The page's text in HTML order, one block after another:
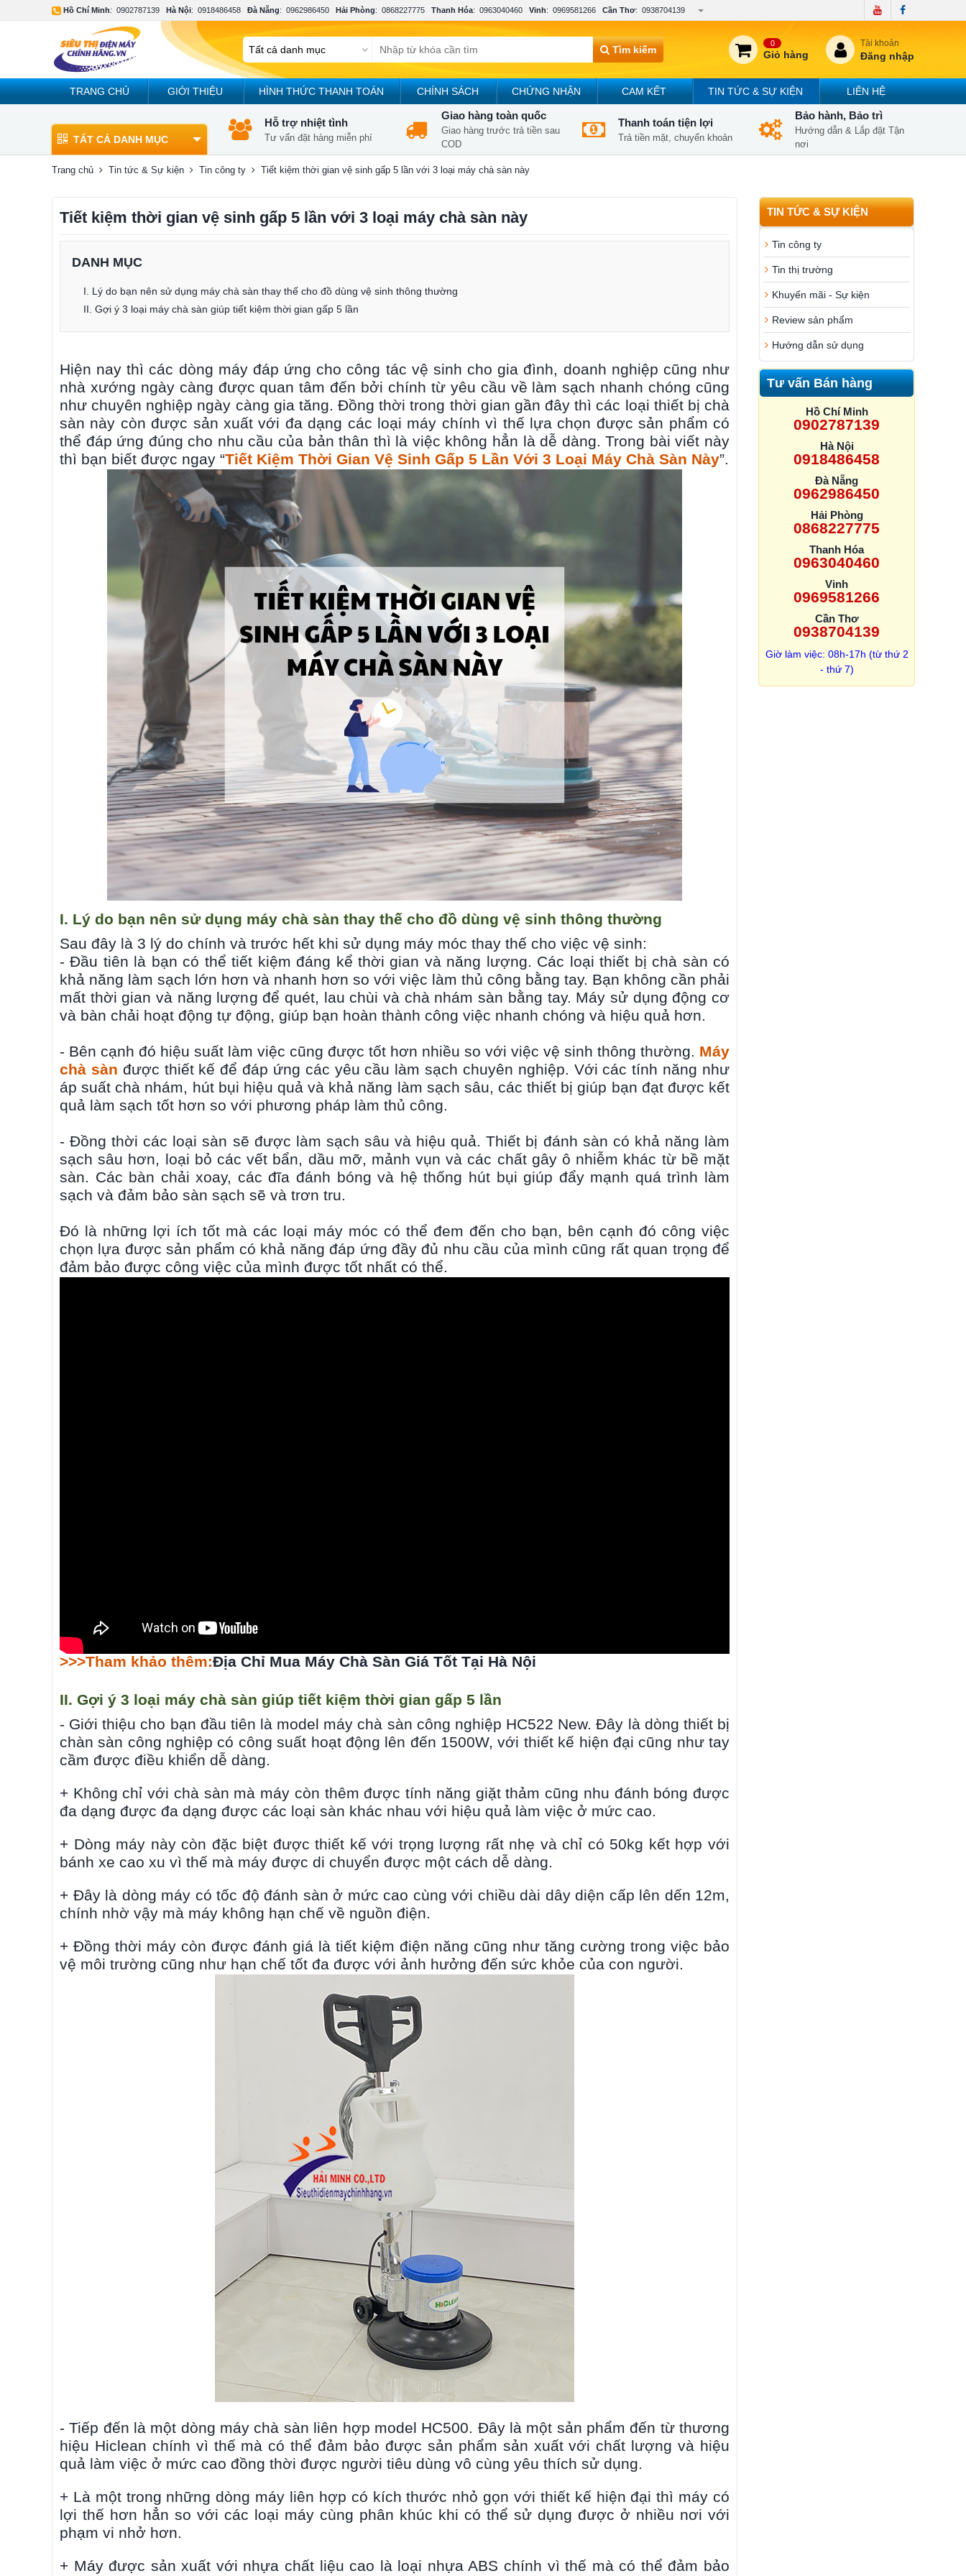
Hồ Chí Minh: 0902787139 Hà Nội: 0918486458 Đà Nẵng: 0962986450 Hải Phòng: 0868227775 Thanh Hóa: 0963040460 Vinh: 0969581266 Cần Thơ: 0938704139
Tìm kiếm
0
Giỏ hàng
Tài khoản
Đăng nhập
TRANG CHỦ GIỚI THIỆU HÌNH THỨC THANH TOÁN CHÍNH SÁCH CHỨNG NHẬN CAM KẾT TIN TỨC & SỰ KIỆN LIÊN HỆ
TẤT CẢ DANH MỤC
Hỗ trợ nhiệt tình
Tư vấn đặt hàng miễn phí
Giao hàng toàn quốc
Giao hàng trước trả tiền sau
COD
Thanh toán tiện lợi
Trả tiền mặt, chuyển khoản
Bảo hành, Bảo trì
Hướng dẫn & Lắp đặt Tận
nơi
Trang chủ Tin tức & Sự kiện Tin công ty Tiết kiệm thời gian vệ sinh gấp 5 lần với 3 loại máy chà sàn này
TIN TỨC & SỰ KIỆN
Tin công ty
Tin thị trường
Khuyến mãi - Sự kiện
Review sản phẩm
Hướng dẫn sử dụng
Tư vấn Bán hàng
Hồ Chí Minh
0902787139
Hà Nội
0918486458
Đà Nẵng
0962986450
Hải Phòng
0868227775
Thanh Hóa
0963040460
Vinh
0969581266
Cần Thơ
0938704139
Giờ làm việc: 08h-17h (từ thứ 2
- thứ 7)
Tiết kiệm thời gian vệ sinh gấp 5 lần với 3 loại máy chà sàn này
DANH MỤC
I. Lý do bạn nên sử dụng máy chà sàn thay thế cho đồ dùng vệ sinh thông thường
II. Gợi ý 3 loại máy chà sàn giúp tiết kiệm thời gian gấp 5 lần
Hiện nay thì các dòng máy đáp ứng cho công tác vệ sinh cho gia đình, doanh nghiệp cũng như
nhà xướng ngày càng được quan tâm đến bởi chính từ yêu cầu về làm sạch nhanh chóng cũng
như chuyên nghiệp ngày càng gia tăng. Đồng thời trong thời gian gần đây thì các loại thiết bị chà
sàn này còn được sản xuất với đa dạng các loại máy chính vì thế lựa chọn được sản phẩm có
thể đáp ứng đúng cho nhu cầu của bản thân thì là việc không hẳn là dễ dàng. Trong bài viết này
thì bạn biết được ngay “Tiết Kiệm Thời Gian Vệ Sinh Gấp 5 Lần Với 3 Loại Máy Chà Sàn Này”.
I. Lý do bạn nên sử dụng máy chà sàn thay thế cho đồ dùng vệ sinh thông thường
Sau đây là 3 lý do chính và trước hết khi sử dụng máy móc thay thế cho việc vệ sinh:
- Đầu tiên là bạn có thể tiết kiệm đáng kể thời gian và năng lượng. Các loại thiết bị chà sàn có
khả năng làm sạch lớn hơn và nhanh hơn so với việc làm thủ công bằng tay. Bạn không cần phải
mất thời gian và năng lượng để quét, lau chùi và chà nhám sàn bằng tay. Máy sử dụng động cơ
và bàn chải hoạt động tự động, giúp bạn hoàn thành công việc nhanh chóng và hiệu quả hơn.
- Bên cạnh đó hiệu suất làm việc cũng được tốt hơn nhiều so với việc vệ sinh thông thường. Máy
chà sàn được thiết kế để đáp ứng các yêu cầu làm sạch chuyên nghiệp. Với các tính năng như
áp suất chà nhám, hút bụi hiệu quả và khả năng làm sạch sâu, các thiết bị giúp bạn đạt được kết
quả làm sạch tốt hơn so với phương pháp làm thủ công.
- Đồng thời các loại sàn sẽ được làm sạch sâu và hiệu quả. Thiết bị đánh sàn có khả năng làm
sạch sâu hơn, loại bỏ các vết bẩn, dầu mỡ, mảnh vụn và các chất gây ô nhiễm khác từ bề mặt
sàn. Các bàn chải xoay, các đĩa đánh bóng và hệ thống hút bụi giúp đẩy mạnh quá trình làm
sạch và đảm bảo sàn sạch sẽ và trơn tru.
Đó là những lợi ích tốt mà các loại máy móc có thể đem đến cho bạn, bên cạnh đó công việc
chọn lựa được sản phẩm có khả năng đáp ứng đầy đủ nhu cầu của mình cũng rất quan trọng để
đảm bảo được công việc của mình được tốt nhất có thể.
>>>Tham khảo thêm:Địa Chỉ Mua Máy Chà Sàn Giá Tốt Tại Hà Nội
II. Gợi ý 3 loại máy chà sàn giúp tiết kiệm thời gian gấp 5 lần
- Giới thiệu cho bạn đầu tiên là model máy chà sàn công nghiệp HC522 New. Đây là dòng thiết bị
chàn sàn công nghiệp có công suất hoạt động lên đến 1500W, với thiết kế hiện đại cũng như tay
cầm được điều khiển dễ dàng.
+ Không chỉ với chà sàn mà máy còn thêm được tính năng giặt thảm cũng nhu đánh bóng được
đa dạng được đa dạng được các loại sàn khác nhau với hiệu quả làm việc ở mức cao.
+ Dòng máy này còn đặc biệt được thiết kế với trọng lượng rất nhẹ và chỉ có 50kg kết hợp với
bánh xe cao xu vì thế mà máy được di chuyển được một cách dễ dàng.
+ Đây là dòng máy có tốc độ đánh sàn ở mức cao cùng với chiều dài dây diện cấp lên dến 12m,
chính nhờ vậy mà máy không hạn chế về nguồn điện.
+ Đồng thời máy còn được đánh giá là tiết kiệm điện năng cũng như tăng cường trong việc bảo
vệ môi trường cũng như hạn chế tốt đa được với ảnh hưởng đến sức khỏe của con người.
- Tiếp đến là một dòng máy chà sàn liên hợp model HC500. Đây là một sản phẩm đến từ thương
hiệu Hiclean chính vì thế mà có thể đảm bảo được sản phẩm sản xuất với chất lượng và hiệu
quả làm việc ở mức cao đồng thời được người tiêu dùng vô cùng yêu thích sử dụng.
+ Là một trong những dòng máy liên hợp có kích thước nhỏ gọn với thiết kế hiện đại thì máy có
lợi thế hơn hẳn so với các loại máy cùng phân khúc khi có thể sử dụng được ở nhiều nơi với
phạm vi nhở hơn.
+ Máy được sản xuất với nhựa chất liệu cao là loại nhựa ABS chính vì thế mà có thể đảm bảo